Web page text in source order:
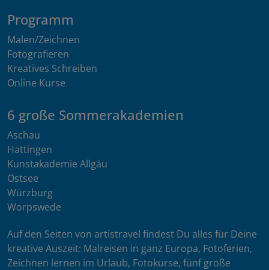
Programm
Malen/Zeichnen
Fotografieren
Kreatives Schreiben
Online Kurse
6 große Sommerakademien
Aschau
Hattingen
Kunstakademie Allgäu
Ostsee
Würzburg
Worpswede
Auf den Seiten von artistravel findest Du alles für Deine
kreative Auszeit: Malreisen in ganz Europa, Fotoferien,
Zeichnen lernen im Urlaub, Fotokurse, fünf große